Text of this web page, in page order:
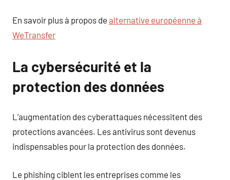
En savoir plus à propos de alternative européenne à
WeTransfer
La cybersécurité et la
protection des données
L’augmentation des cyberattaques nécessitent des
protections avancées. Les antivirus sont devenus
indispensables pour la protection des données.
Le phishing ciblent les entreprises comme les